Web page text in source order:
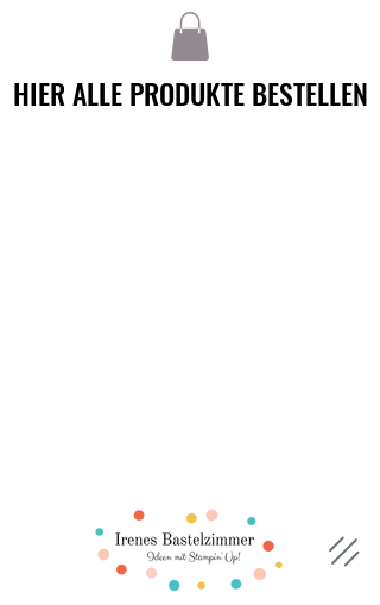
HIER ALLE PRODUKTE BESTELLEN
HIER ALLE PRODUKTE BESTELLEN